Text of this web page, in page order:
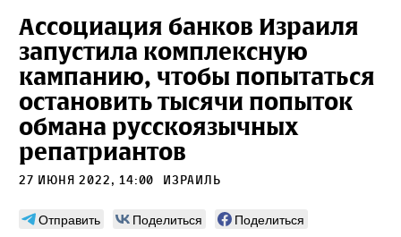
Ассоциация банков Израиля
запустила комплексную
кампанию, чтобы попытаться
остановить тысячи попыток
обмана русскоязычных
репатриантов
27 июня 2022, 14:00 Израиль
Отправить Поделиться
Поделиться